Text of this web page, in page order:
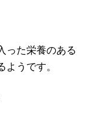
った栄養のある
うです。